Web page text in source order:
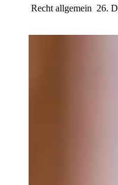
Recht allgemein 26.